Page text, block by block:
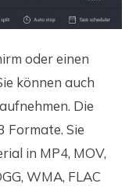
oder einen
können auch
Die
Sie
in MP4, MOV,
WMA, FLAC